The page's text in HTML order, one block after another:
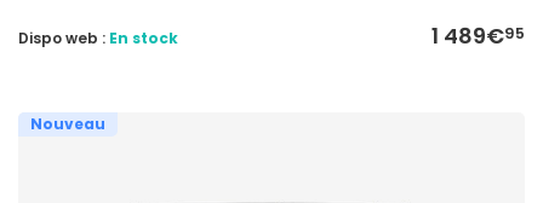
1 489€95
Dispo web : En stock
Nouveau